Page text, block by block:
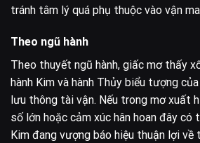
tránh tâm lý quá phụ thuộc vào vận
Theo ngũ hành
Theo thuyết ngũ hành, giấc mơ thấy
hành Kim và hành Thủy biểu tượng
lưu thông tài vận. Nếu trong mơ xuất
số lớn hoặc cảm xúc hân hoan đây có
Kim đang vượng báo hiệu thuận lợi về